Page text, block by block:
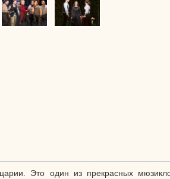
Это один из прекрасных